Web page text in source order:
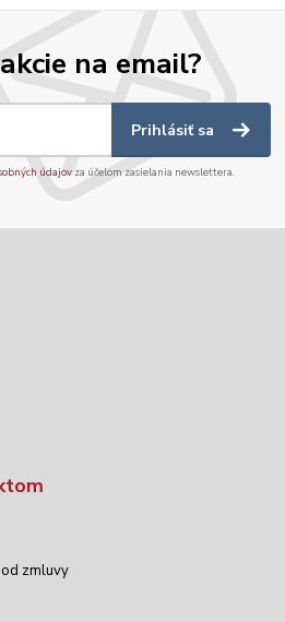
na email?
Prihlásiť sa
údajov za účelom zasielania newslettera.
zmluvy